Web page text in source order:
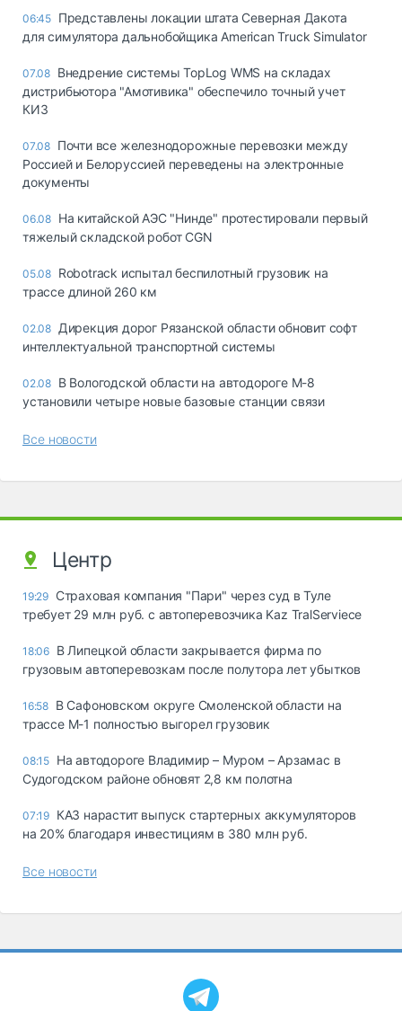
06:45 Представлены локации штата Северная Дакота
для симулятора дальнобойщика American Truck Simulator
07.08 Внедрение системы TopLog WMS на складах
дистрибьютора "Амотивика" обеспечило точный учет
КИЗ
07.08 Почти все железнодорожные перевозки между
Россией и Белоруссией переведены на электронные
документы
06.08 На китайской АЭС "Нинде" протестировали первый
тяжелый складской робот CGN
05.08 Robotrack испытал беспилотный грузовик на
трассе длиной 260 км
02.08 Дирекция дорог Рязанской области обновит софт
интеллектуальной транспортной системы
02.08 В Вологодской области на автодороге М-8
установили четыре новые базовые станции связи
Все новости
Центр
19:29 Страховая компания "Пари" через суд в Туле
требует 29 млн руб. с автоперевозчика Kaz TralServiece
18:06 В Липецкой области закрывается фирма по
грузовым автоперевозкам после полутора лет убытков
16:58 В Сафоновском округе Смоленской области на
трассе М-1 полностью выгорел грузовик
08:15 На автодороге Владимир – Муром – Арзамас в
Судогодском районе обновят 2,8 км полотна
07:19 КАЗ нарастит выпуск стартерных аккумуляторов
на 20% благодаря инвестициям в 380 млн руб.
Все новости